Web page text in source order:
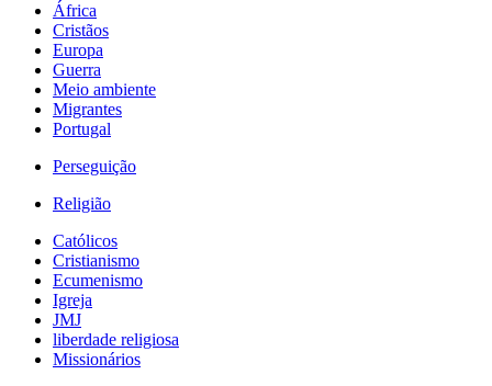
África
Cristãos
Europa
Guerra
Meio ambiente
Migrantes
Portugal
Perseguição
Religião
Católicos
Cristianismo
Ecumenismo
Igreja
JMJ
liberdade religiosa
Missionários